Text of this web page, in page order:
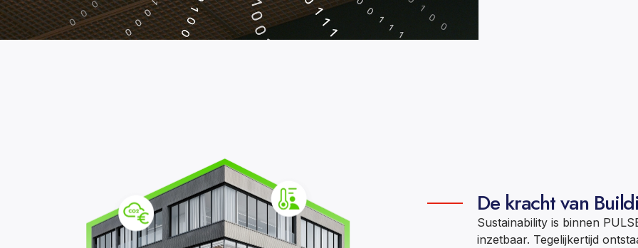
De kracht van
Sustainability is binnen
inzetbaar. Tegelijkertijd